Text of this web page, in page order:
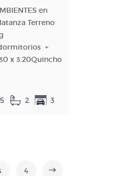
en
Terreno
+
x 3.20Quincho
5 2 3
4